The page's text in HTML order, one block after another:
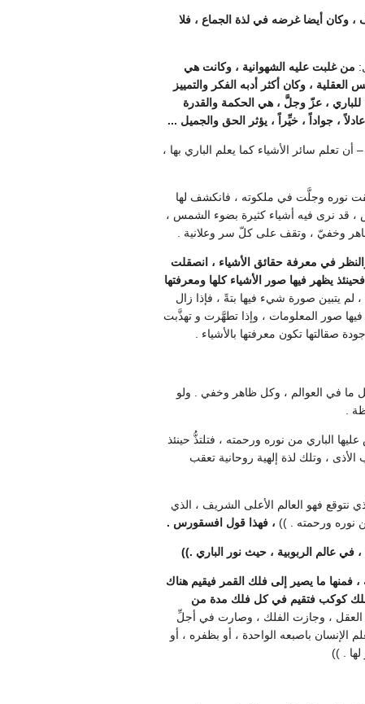
، وكان أيضا غرضه في لذة الجماع ، فلا
من غلبت عليه الشهوانية ، وكانت هي
، وكان أكثر أدبه الفكر والتمييز
للباري ، عزّ وجلَّ ، هي الحكمة والقدرة
، جواداً ، خيِّراً ، يؤثر الحق والجميل ...
تعلم سائر الأشياء كما يعلم الباري بها ،
نوره وجلَّت في ملكوته ، فانكشف لها
، قد نرى فيه أشياء كثيرة بضوء الشمس ،
وخفيّ ، وتقف على كلّ سر وعلانية .
في معرفة حقائق الأشياء ، انصقلت
يظهر فيها صور الأشياء كلها ومعرفتها
لم يتبين صورة شيء فيها بتةً ، فإذا زال
صور المعلومات ، وإذا تطهَّرت و تهذَّبت
تكون معرفتها بالأشياء .
ما في العوالم ، وكل ظاهر وخفي . ولو
.
الباري من نوره ورحمته ، فتلتذُّ حينئذ
، وتلك لذة إلهية روحانية تعقب
نتوقع فهو العالم الأعلى الشريف ، الذي
نوره ورحمته . )) ، فهذا قول افسقورس .
في عالم الربوبية ، حيث نور الباري .))
ما يصير إلى فلك القمر فيقيم هناك
فلك كوكب فتقيم في كل فلك مدة من
العقل ، وجازت الفلك ، وصارت في أجلِّ
الإنسان باصبعه الواحدة ، أو بظفره ، أو
لها . ))